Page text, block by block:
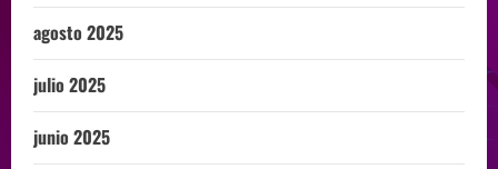
agosto 2025
julio 2025
junio 2025